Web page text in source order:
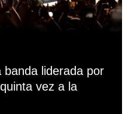
banda liderada por
vez a la